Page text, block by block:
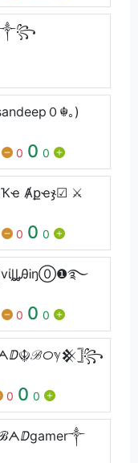
０☬｡)
0 0 0
Ⱥքҽჯ☑ ⚔
0 0 0
0 0 0
0 0 0